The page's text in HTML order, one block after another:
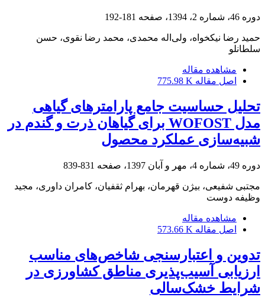
دوره 46، شماره 2، 1394، صفحه 181-192
حمید رضا نیکخواه، ولی‌اله محمدی، محمد رضا نقوی، حسن
سلطانلو
مشاهده مقاله
اصل مقاله 775.98 K
تحلیل حساسیت جامع پارامترهای گیاهی
مدل WOFOST برای گیاهان ذرت و گندم در
شبیه‌سازی عملکرد محصول
دوره 49، شماره 4، مهر و آبان 1397، صفحه 831-839
مجتبی شفیعی، بیژن قهرمان، بهرام ثقفیان، کامران داوری، مجید
وظیفه دوست
مشاهده مقاله
اصل مقاله 573.66 K
تدوین و اعتبارسنجی شاخص‌های مناسب
ارزیابی آسیب‌پذیری مناطق کشاورزی در
شرایط خشک‌سالی